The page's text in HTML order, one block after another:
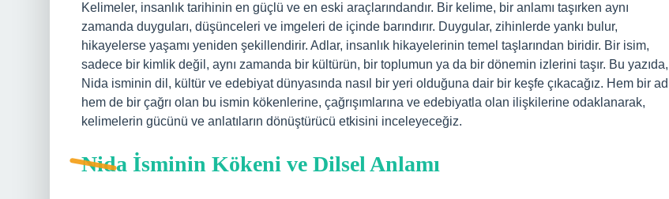
Kelimeler, insanlık tarihinin en güçlü ve en eski araçlarındandır. Bir kelime, bir anlamı taşırken aynı
zamanda duyguları, düşünceleri ve imgeleri de içinde barındırır. Duygular, zihinlerde yankı bulur,
hikayelerse yaşamı yeniden şekillendirir. Adlar, insanlık hikayelerinin temel taşlarından biridir. Bir isim,
sadece bir kimlik değil, aynı zamanda bir kültürün, bir toplumun ya da bir dönemin izlerini taşır. Bu yazıda,
Nida isminin dil, kültür ve edebiyat dünyasında nasıl bir yeri olduğuna dair bir keşfe çıkacağız. Hem bir ad
hem de bir çağrı olan bu ismin kökenlerine, çağrışımlarına ve edebiyatla olan ilişkilerine odaklanarak,
kelimelerin gücünü ve anlatıların dönüştürücü etkisini inceleyeceğiz.
Nida İsminin Kökeni ve Dilsel Anlamı